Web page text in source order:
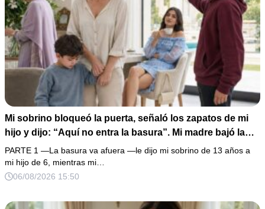
Mi sobrino bloqueó la puerta, señaló los zapatos de mi
hijo y dijo: “Aquí no entra la basura”. Mi madre bajó la
mirada y mi hermana siguió tomando café como si nada.
Yo asentí, abracé a mi niño y me fui sin reclamar. Pero al
cancelar el depósito mensual descubrí que llevaba años
de humillarlo.
PARTE 1 —La basura va afuera —le dijo mi sobrino de 13 años a
mi hijo de 6, mientras mi…
06/08/2026 15:50